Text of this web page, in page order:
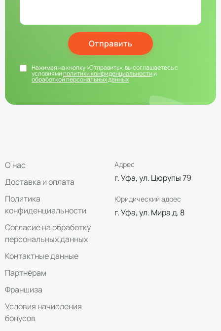
Отправить
Нажимая на кнопку «Отправить», вы соглашаетесь с
условиямиполитики конфиденциальностии
обработкой персональных данных
О нас
Доставка и оплата
Политика
конфиденциальности
Согласие на обработку
персональных данных
Контактные данные
Партнёрам
Франшиза
Условия начисления
бонусов
Адрес
г. Уфа, ул. Цюрупы 79
Юридический адрес
г. Уфа, ул. Мира д. 8